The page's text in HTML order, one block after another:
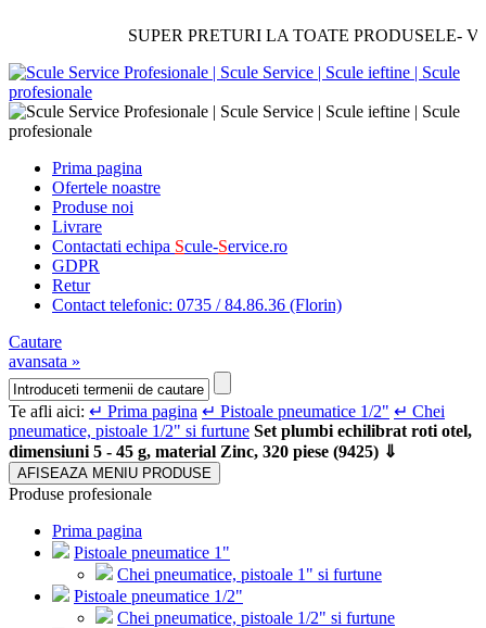
SUPER PRETURI LA TOATE PRODUSELE- Verificati
Prima pagina
Ofertele noastre
Produse noi
Livrare
Contactati echipa Scule-Service.ro
GDPR
Retur
Contact telefonic: 0735 / 84.86.36 (Florin)
Cautare
avansata »
Te afli aici: ↵ Prima pagina ↵ Pistoale pneumatice 1/2" ↵ Chei
pneumatice, pistoale 1/2" si furtune Set plumbi echilibrat roti otel,
dimensiuni 5 - 45 g, material Zinc, 320 piese (9425) ⇓
AFISEAZA MENIU PRODUSE
Produse profesionale
Prima pagina
Pistoale pneumatice 1"
Chei pneumatice, pistoale 1" si furtune
Pistoale pneumatice 1/2"
Chei pneumatice, pistoale 1/2" si furtune